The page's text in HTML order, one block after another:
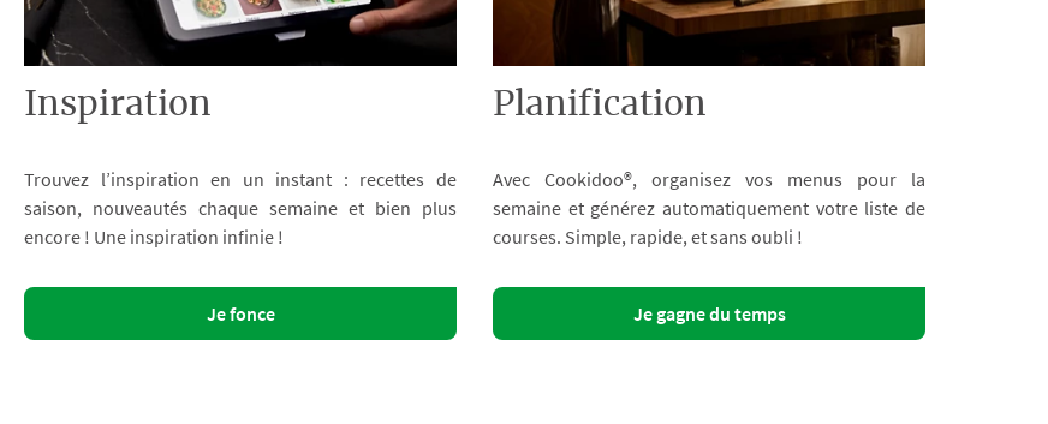
Inspiration
Trouvez l’inspiration en un instant : recettes de
saison, nouveautés chaque semaine et bien plus
encore ! Une inspiration infinie !
Je fonce
Planification
Avec Cookidoo®, organisez vos menus pour la
semaine et générez automatiquement votre liste de
courses. Simple, rapide, et sans oubli !
Je gagne du temps